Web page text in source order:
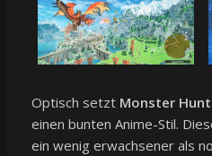
Optisch setzt Monster
einen bunten Anime-Stil.
ein wenig erwachsener als